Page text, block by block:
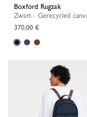
Boxford Rugzak
Zwart - Gerecycled
370,00 €